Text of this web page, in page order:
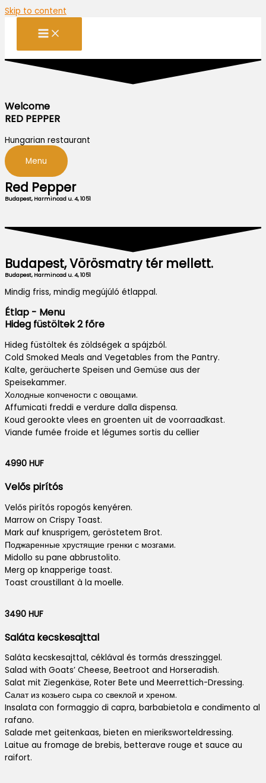
Skip to content
Welcome
RED PEPPER
Hungarian restaurant
Menu
Red Pepper
Budapest, Harmincad u. 4, 1051
Budapest, Vörösmatry tér mellett.
Budapest, Harmincad u. 4, 1051
Mindig friss, mindig megújúló étlappal.
Étlap - Menu
Hideg füstöltek 2 főre
Hideg füstöltek és zöldségek a spájzból.
Cold Smoked Meals and Vegetables from the Pantry.
Kalte, geräucherte Speisen und Gemüse aus der
Speisekammer.
Холодные копчености с овощами.
Affumicati freddi e verdure dalla dispensa.
Koud gerookte vlees en groenten uit de voorraadkast.
Viande fumée froide et légumes sortis du cellier
4990 HUF
Velős pirítós
Velős pirítós ropogós kenyéren.
Marrow on Crispy Toast.
Mark auf knusprigem, geröstetem Brot.
Поджаренные хрустящие гренки с мозгами.
Midollo su pane abbrustolito.
Merg op knapperige toast.
Toast croustillant à la moelle.
3490 HUF
Saláta kecskesajttal
Saláta kecskesajttal, céklával és tormás dresszinggel.
Salad with Goats’ Cheese, Beetroot and Horseradish.
Salat mit Ziegenkäse, Roter Bete und Meerrettich-Dressing.
Салат из козьего сыра со свеклой и хреном.
Insalata con formaggio di capra, barbabietola e condimento al
rafano.
Salade met geitenkaas, bieten en mieriksworteldressing.
Laitue au fromage de brebis, betterave rouge et sauce au
raifort.